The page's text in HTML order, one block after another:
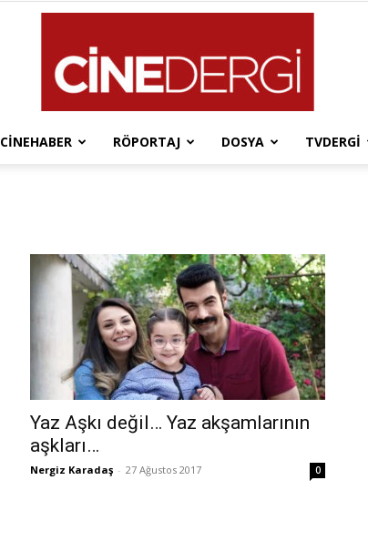
CINEHABER RÖPORTAJ DOSYA TVDERGI
Yaz Aşkı değil… Yaz akşamlarının
aşkları…
Nergiz Karadaş - 27 Ağustos 2017 0